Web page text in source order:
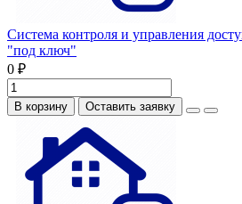
Система контроля и управления
"под ключ"
0 ₽
В корзину Оставить заявку